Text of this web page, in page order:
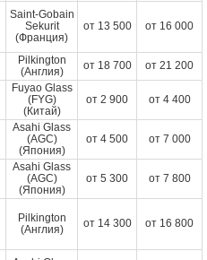
Saint-Gobain
Sekurit
(Франция)
от 13 500 от 16 000
Pilkington
(Англия)
от 18 700 от 21 200
Fuyao Glass
(FYG)
(Китай)
от 2 900 от 4 400
Asahi Glass
(AGC)
(Япония)
от 4 500 от 7 000
Asahi Glass
(AGC)
(Япония)
от 5 300 от 7 800
Pilkington
(Англия)
от 14 300 от 16 800